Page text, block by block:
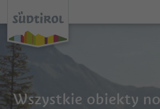
Wszystkie obiekty